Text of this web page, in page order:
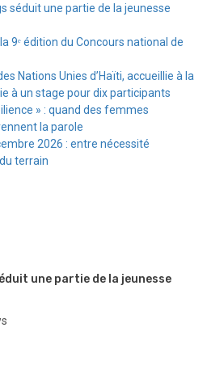
séduit une partie de la jeunesse
9ᵉ édition du Concours national de
Nations Unies d’Haïti, accueillie à la
à un stage pour dix participants
» : quand des femmes
la parole
2026 : entre nécessité
terrain
une partie de la jeunesse